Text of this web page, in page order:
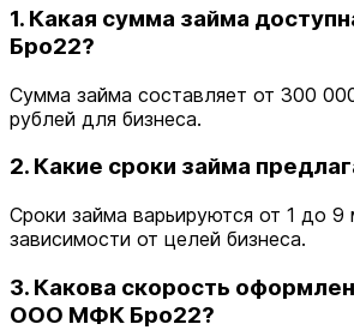
1. Какая сумма займа
Бро22?
Сумма займа составляет от 300
рублей для бизнеса.
2. Какие сроки займа
Сроки займа варьируются от 1 до 9
зависимости от целей бизнеса.
3. Какова скорость
ООО МФК Бро22?